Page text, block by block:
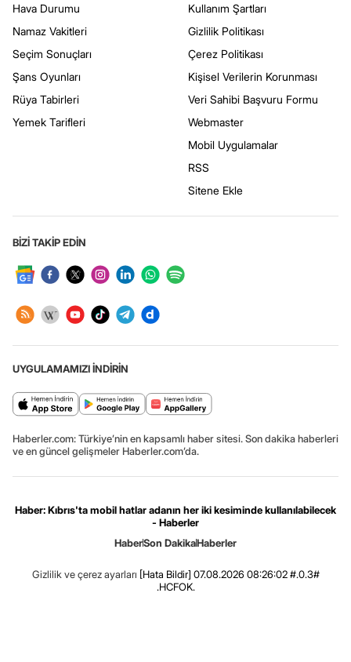
Hava Durumu
Namaz Vakitleri
Seçim Sonuçları
Şans Oyunları
Rüya Tabirleri
Yemek Tarifleri
Kullanım Şartları
Gizlilik Politikası
Çerez Politikası
Kişisel Verilerin Korunması
Veri Sahibi Başvuru Formu
Webmaster
Mobil Uygulamalar
RSS
Sitene Ekle
BİZİ TAKİP EDİN
UYGULAMAMIZI İNDİRİN
Haberler.com: Türkiye’nin en kapsamlı haber sitesi. Son dakika haberleri
ve en güncel gelişmeler Haberler.com’da.
Haber: Kıbrıs'ta mobil hatlar adanın her iki kesiminde kullanılabilecek
- Haberler
HaberSon DakikaHaberler
Gizlilik ve çerez ayarları [Hata Bildir] 07.08.2026 08:26:02 #.0.3#
.HCFOK.